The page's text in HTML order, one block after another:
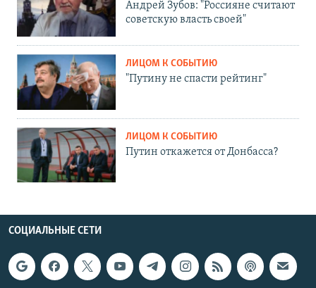
Андрей Зубов: "Россияне считают
советскую власть своей"
ЛИЦОМ К СОБЫТИЮ
"Путину не спасти рейтинг"
ЛИЦОМ К СОБЫТИЮ
Путин откажется от Донбасса?
СОЦИАЛЬНЫЕ СЕТИ